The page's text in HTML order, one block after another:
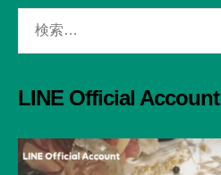
LINE Official Account